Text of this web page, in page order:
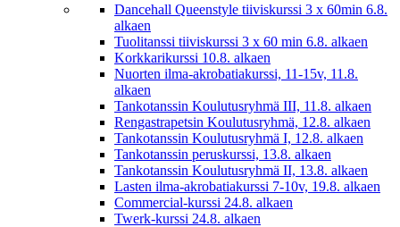
Dancehall Queenstyle tiiviskurssi 3 x 60min 6.8.
alkaen
Tuolitanssi tiiviskurssi 3 x 60 min 6.8. alkaen
Korkkarikurssi 10.8. alkaen
Nuorten ilma-akrobatiakurssi, 11-15v, 11.8.
alkaen
Tankotanssin Koulutusryhmä III, 11.8. alkaen
Rengastrapetsin Koulutusryhmä, 12.8. alkaen
Tankotanssin Koulutusryhmä I, 12.8. alkaen
Tankotanssin peruskurssi, 13.8. alkaen
Tankotanssin Koulutusryhmä II, 13.8. alkaen
Lasten ilma-akrobatiakurssi 7-10v, 19.8. alkaen
Commercial-kurssi 24.8. alkaen
Twerk-kurssi 24.8. alkaen